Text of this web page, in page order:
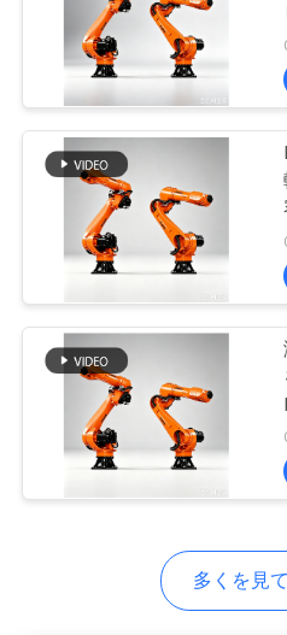
YAGレー
電池レー
ザー機械
多くを見